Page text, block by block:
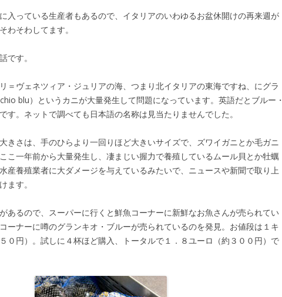
入っている生産者もあるので、イタリアのいわゆるお盆休開けの再来週が
わそわしてます。
です。
＝ヴェネツィア・ジュリアの海、つまり北イタリアの東海ですね、にグラ
blu）というカニが大量発生して問題になっています。英語だとブルー・
す。ネットで調べても日本語の名称は見当たりませんでした。
きさは、手のひらより一回りほど大きいサイズで、ズワイガニとか毛ガニ
こ一年前から大量発生し、凄まじい握力で養殖しているムール貝とか牡蠣
産養殖業者に大ダメージを与えているみたいで、ニュースや新聞で取り上
ます。
あるので、スーパーに行くと鮮魚コーナーに新鮮なお魚さんが売られてい
ーナーに噂のグランキオ・ブルーが売られているのを発見。お値段は１キ
０円）。試しに４杯ほど購入、トータルで１．８ユーロ（約３００円）で